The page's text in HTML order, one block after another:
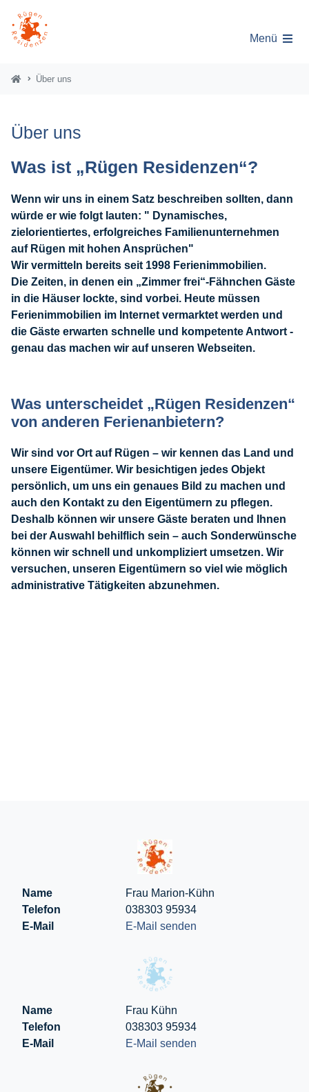
Menü
Über uns
Über uns
Was ist „Rügen Residenzen“?
Wenn wir uns in einem Satz beschreiben sollten, dann
würde er wie folgt lauten: " Dynamisches,
zielorientiertes, erfolgreiches Familienunternehmen
auf Rügen mit hohen Ansprüchen"
Wir vermitteln bereits seit 1998 Ferienimmobilien.
Die Zeiten, in denen ein „Zimmer frei“-Fähnchen Gäste
in die Häuser lockte, sind vorbei. Heute müssen
Ferienimmobilien im Internet vermarktet werden und
die Gäste erwarten schnelle und kompetente Antwort -
genau das machen wir auf unseren Webseiten.
Was unterscheidet „Rügen Residenzen“
von anderen Ferienanbietern?
Wir sind vor Ort auf Rügen – wir kennen das Land und
unsere Eigentümer. Wir besichtigen jedes Objekt
persönlich, um uns ein genaues Bild zu machen und
auch den Kontakt zu den Eigentümern zu pflegen.
Deshalb können wir unsere Gäste beraten und Ihnen
bei der Auswahl behilflich sein – auch Sonderwünsche
können wir schnell und unkompliziert umsetzen. Wir
versuchen, unseren Eigentümern so viel wie möglich
administrative Tätigkeiten abzunehmen.
Name
Frau Marion-Kühn
Telefon
038303 95934
E-Mail
E-Mail senden
Name
Frau Kühn
Telefon
038303 95934
E-Mail
E-Mail senden